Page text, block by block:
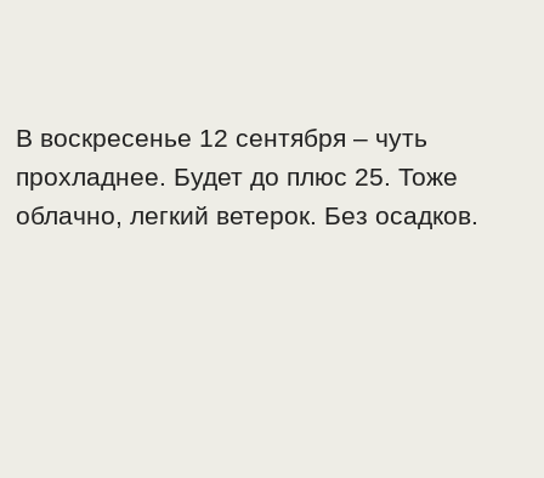
В воскресенье 12 сентября – чуть
прохладнее. Будет до плюс 25. Тоже
облачно, легкий ветерок. Без осадков.